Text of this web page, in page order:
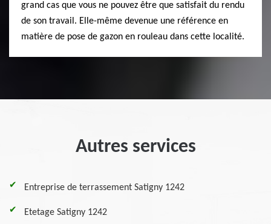
grand cas que vous ne pouvez être que satisfait du rendu
de son travail. Elle-même devenue une référence en
matière de pose de gazon en rouleau dans cette localité.
Autres services
Entreprise de terrassement Satigny 1242
Etetage Satigny 1242